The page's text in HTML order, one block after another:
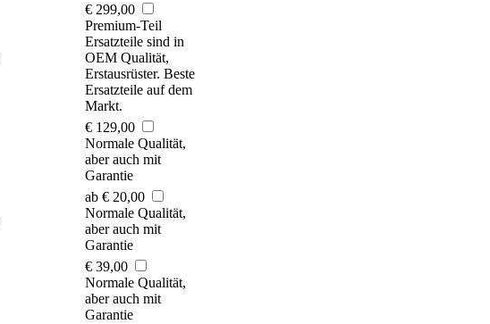
€ 299,00
Premium-Teil
Ersatzteile sind in
OEM Qualität,
Erstausrüster. Beste
Ersatzteile auf dem
Markt.
€ 129,00
Normale Qualität,
aber auch mit
Garantie
ab € 20,00
Normale Qualität,
aber auch mit
Garantie
€ 39,00
Normale Qualität,
aber auch mit
Garantie